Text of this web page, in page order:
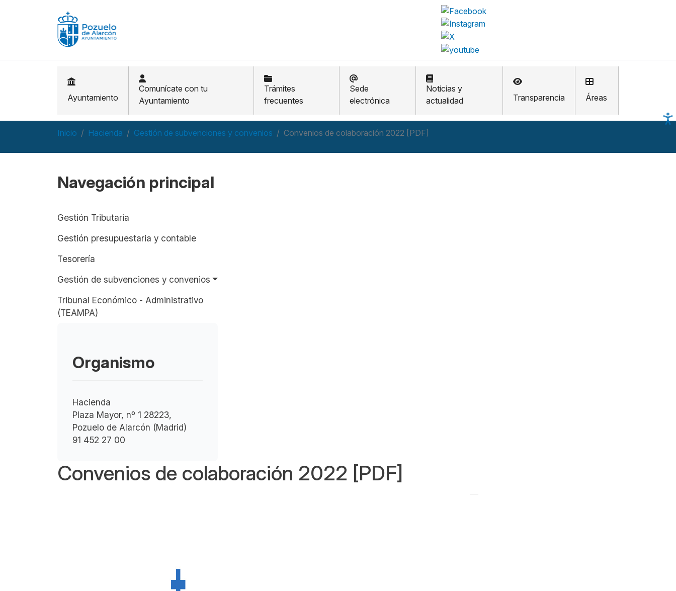
Ayuntamiento
Comunícate con tu
Ayuntamiento
Trámites
frecuentes
Sede
electrónica
Noticias y
actualidad
Transparencia Áreas
Inicio Hacienda Gestión de subvenciones y convenios Convenios de colaboración 2022 [PDF]
Navegación principal
Gestión Tributaria
Gestión presupuestaria y contable
Tesorería
Gestión de subvenciones y convenios
Tribunal Económico - Administrativo
(TEAMPA)
Organismo
Hacienda
Plaza Mayor, nº 1 28223,
Pozuelo de Alarcón (Madrid)
91 452 27 00
Convenios de colaboración 2022 [PDF]